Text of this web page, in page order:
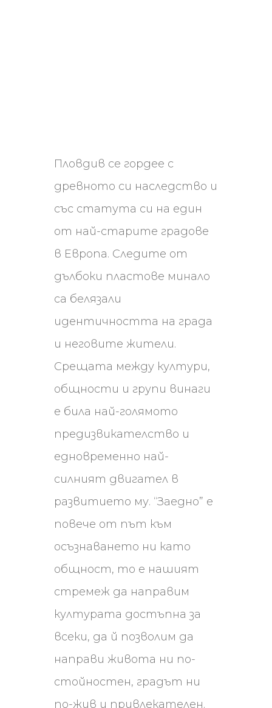
Пловдив се гордее с
древното си наследство и
със статута си на един
от най-старите градове
в Европа. Следите от
дълбоки пластове минало
са белязали
идентичността на града
и неговите жители.
Срещата между култури,
общности и групи винаги
е била най-голямото
предизвикателство и
едновременно най-
силният двигател в
развитието му. “Заедно” е
повече от път към
осъзнаването ни като
общност, то е нашият
стремеж да направим
културата достъпна за
всеки, да й позволим да
направи живота ни по-
стойностен, градът ни
по-жив и привлекателен.